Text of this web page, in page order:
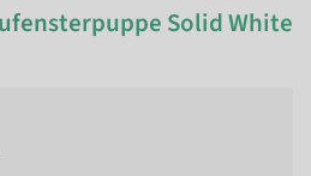
Solid White